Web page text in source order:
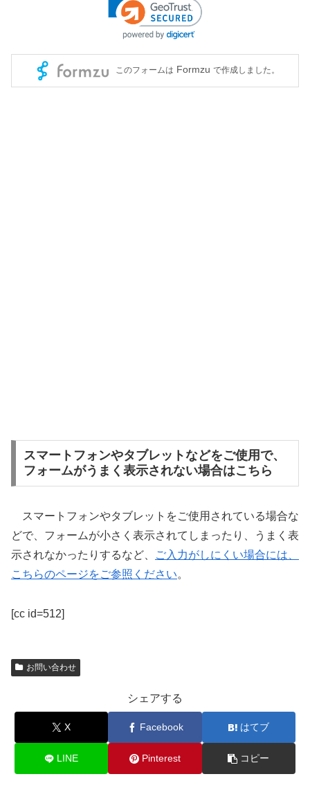
スマートフォンやタブレットなどをご使用で、
フォームがうまく表示されない場合はこちら
スマートフォンやタブレットをご使用されている場合な
どで、フォームが小さく表示されてしまったり、うまく表
示されなかったりするなど、
ご入力がしにくい場合には、
こちらのページをご参照ください。
[cc id=512]
お問い合わせ
シェアする
X Facebook はてブ
LINE Pinterest コピー